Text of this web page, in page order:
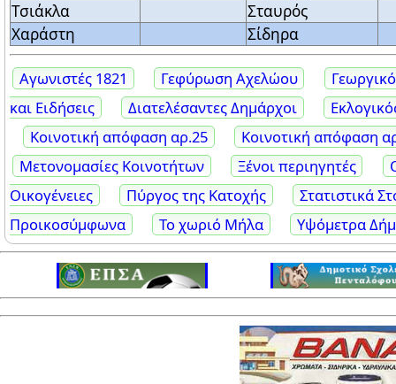
Τσιάκλα
Σταυρός
Χαράστη
Σίδηρα
Αγωνιστές 1821 Γεφύρωση Αχελώου
και Ειδήσεις
Διατελέσαντες Δημάρχοι
Κοινοτική απόφαση αρ.25
Κοινοτική απόφαση
Μετονομασίες Κοινοτήτων
Ξένοι περιηγητές
Οικογένειες
Πύργος της Κατοχής
Στατιστικά
Προικοσύμφωνα
Το χωριό Μήλα Υψόμετρα